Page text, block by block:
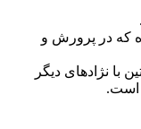
که در پرورش و
با نژادهای دیگر
است.